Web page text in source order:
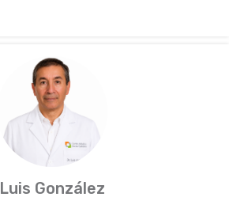
Luis González